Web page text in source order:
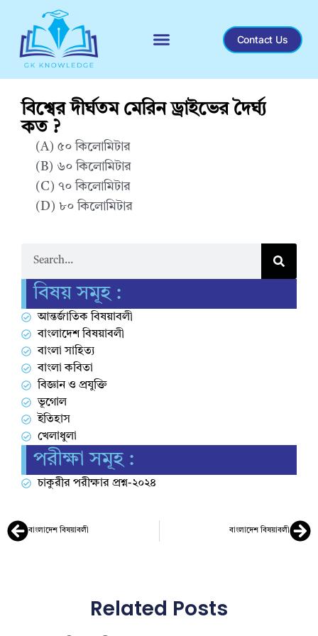
Contact Us
বিশ্বের দীর্ঘতম মেরিন ড্রাইভের দৈর্ঘ্য
কত ?
(A) ৫০ কিলোমিটার
(B) ৬০ কিলোমিটার
(C) ৭০ কিলোমিটার
(D) ৮০ কিলোমিটার
বিষয় সমূহ :
আন্তর্জাতিক বিষয়াবলী
বাংলাদেশ বিষয়াবলী
বাংলা সাহিত্য
বাংলা কবিতা
বিজ্ঞান ও প্রযুক্তি
ভূগোল
ইতিহাস
খেলাধুলা
পরীক্ষা সমূহ :
চাকুরীর পরীক্ষার প্রশ্ন-২০২৪
বাংলাদেশ বিষয়াবলী বাংলাদেশ বিষয়াবলী
Related Posts